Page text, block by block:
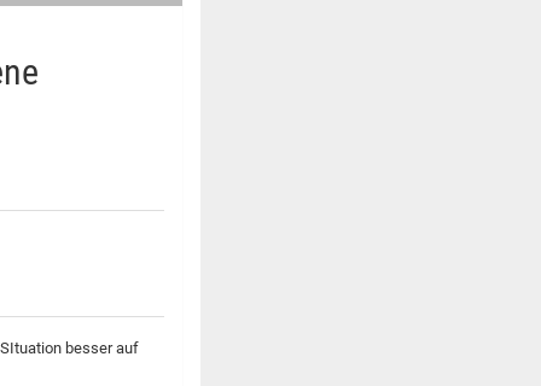
besser auf